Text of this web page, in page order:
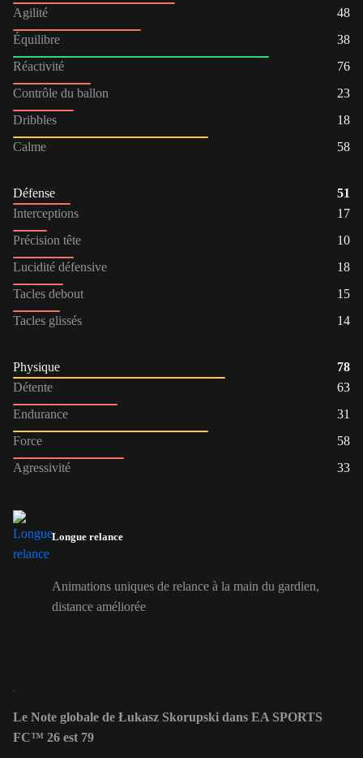
Agilité
48
Équilibre
38
Réactivité
76
Contrôle du ballon
23
Dribbles
18
Calme
58
Défense
51
Interceptions
17
Précision tête
10
Lucidité défensive
18
Tacles debout
15
Tacles glissés
14
Physique
78
Détente
63
Endurance
31
Force
58
Agressivité
33
Longue relance
Animations uniques de relance à la main du gardien,
distance améliorée
Le Note globale de Łukasz Skorupski dans EA SPORTS
FC™ 26 est 79